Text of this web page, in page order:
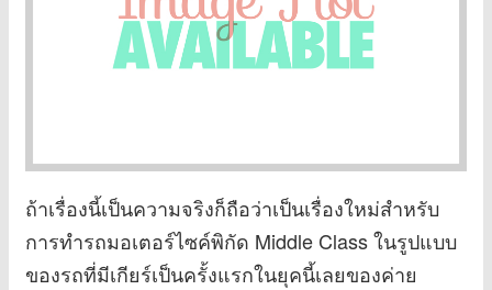
ถ้าเรื่องนี้เป็นความจริงก็ถือว่าเป็นเรื่องใหม่สำหรับ
การทำรถมอเตอร์ไซค์พิกัด Middle Class ในรูปแบบ
ของรถที่มีเกียร์เป็นครั้งแรกในยุคนี้เลยของค่าย